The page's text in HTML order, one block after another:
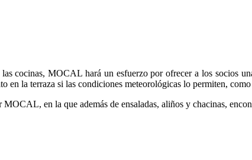
cocinas, MOCAL hará un esfuerzo por ofrecer a los socios
la terraza si las condiciones meteorológicas lo permiten, como
MOCAL, en la que además de ensaladas, aliños y chacinas,